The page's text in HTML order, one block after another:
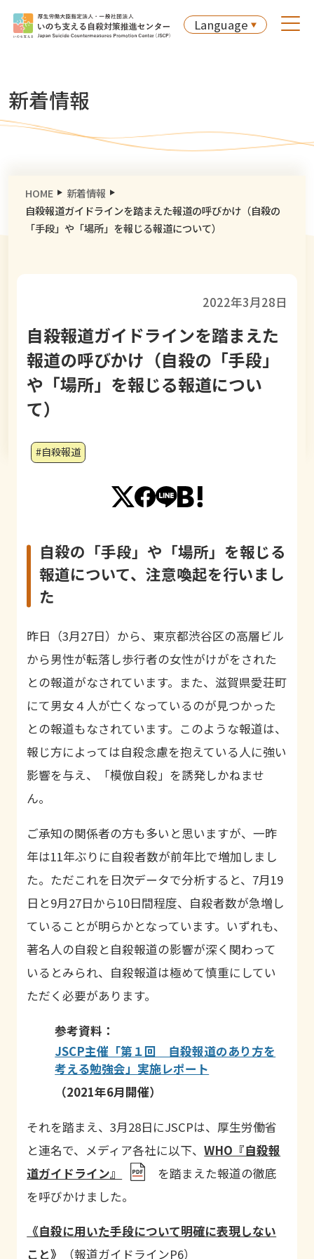
Language
新着情報
HOME
新着情報
自殺報道ガイドラインを踏まえた報道の呼びかけ（自殺の
「手段」や「場所」を報じる報道について）
2022年3月28日
自殺報道ガイドラインを踏まえた
報道の呼びかけ（自殺の「手段」
や「場所」を報じる報道につい
て）
#自殺報道
自殺の「手段」や「場所」を報じる
報道について、注意喚起を行いまし
た
昨日（3月27日）から、東京都渋谷区の高層ビル
から男性が転落し歩行者の女性がけがをされた
との報道がなされています。また、滋賀県愛荘町
にて男女４人が亡くなっているのが見つかった
との報道もなされています。このような報道は、
報じ方によっては自殺念慮を抱えている人に強い
影響を与え、「模倣自殺」を誘発しかねませ
ん。
ご承知の関係者の方も多いと思いますが、一昨
年は11年ぶりに自殺者数が前年比で増加しまし
た。ただこれを日次データで分析すると、 7月19
日と9月27日から10日間程度、自殺者数が急増し
ていることが明らかとなっています。いずれも、
著名人の自殺と自殺報道の影響が深く関わって
いるとみられ、自殺報道は極めて慎重にしてい
ただく必要があります。
参考資料：
JSCP主催「第１回 自殺報道のあり方を
考える勉強会」実施レポート
（2021年6月開催）
それを踏まえ、3月28日にJSCPは、厚生労働省
と連名で、メディア各社に以下、WHO『自殺報
道ガイドライン』
を踏まえた報道の徹底
を呼びかけました。
《自殺に用いた手段について明確に表現しない
こと》
（報道ガイドラインP6）